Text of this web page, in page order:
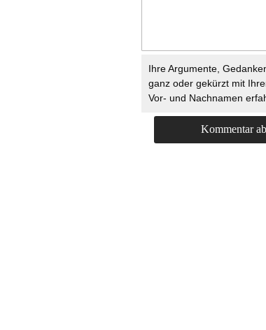
Ihre Argumente,
ganz oder gekürzt mit
Vor- und Nachnamen